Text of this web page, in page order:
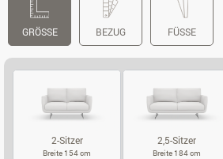
GRÖSSE BEZUG FÜSSE
2-Sitzer
Breite 154 cm
2,5-Sitzer
Breite 184 cm